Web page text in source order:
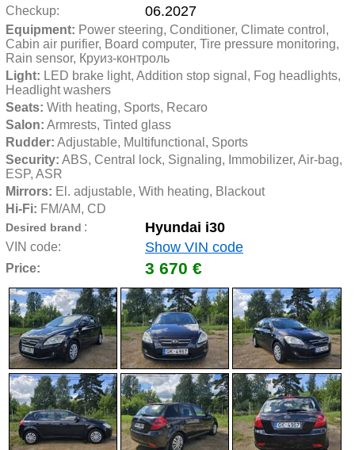
Checkup: 06.2027
Equipment: Power steering, Conditioner, Climate control,
Cabin air purifier, Board computer, Tire pressure monitoring,
Rain sensor, Круиз-контроль
Light: LED brake light, Addition stop signal, Fog headlights,
Headlight washers
Seats: With heating, Sports, Recaro
Salon: Armrests, Tinted glass
Rudder: Adjustable, Multifunctional, Sports
Security: ABS, Central lock, Signaling, Immobilizer, Air-bag,
ESP, ASR
Mirrors: El. adjustable, With heating, Blackout
Hi-Fi: FM/AM, CD
Desired brand : Hyundai i30
VIN code: Show VIN code
Price: 3 670 €